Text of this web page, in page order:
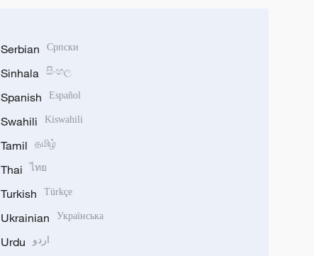
Serbian Српски
Sinhala සිංහල
Spanish Español
Swahili Kiswahili
Tamil தமிழ்
Thai ไทย
Turkish Türkçe
Ukrainian Українська
Urdu اردو